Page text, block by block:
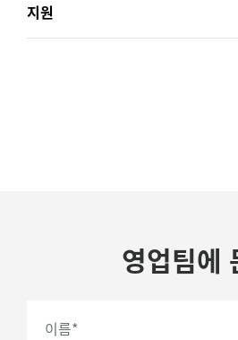
지원
영업팀에
이름*